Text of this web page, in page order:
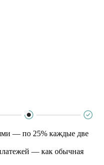
— по 25% каждые две
— как обычная